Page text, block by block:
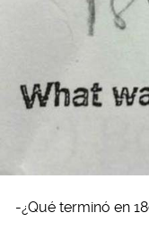
-¿Qué terminó en